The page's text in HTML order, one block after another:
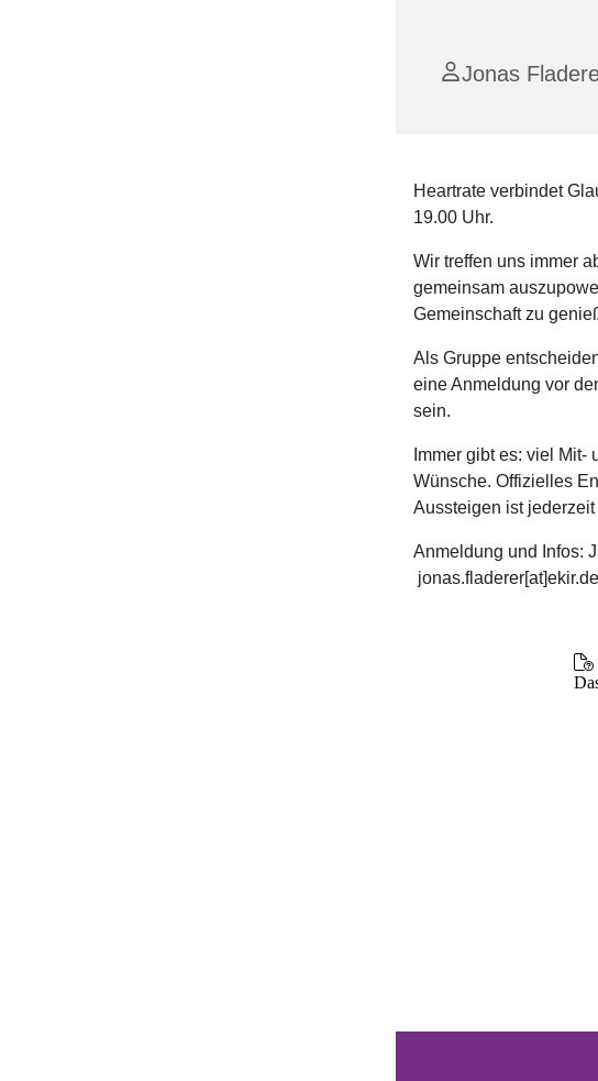
Jonas
Heartrate verbindet
19.00 Uhr.
Wir treffen uns immer
gemeinsam
Gemeinschaft zu
Als Gruppe
eine Anmeldung vor
sein.
Immer gibt es: viel
Wünsche. Offizielles
Aussteigen ist
Anmeldung und Infos:
jonas.fladerer[at]ekir.de